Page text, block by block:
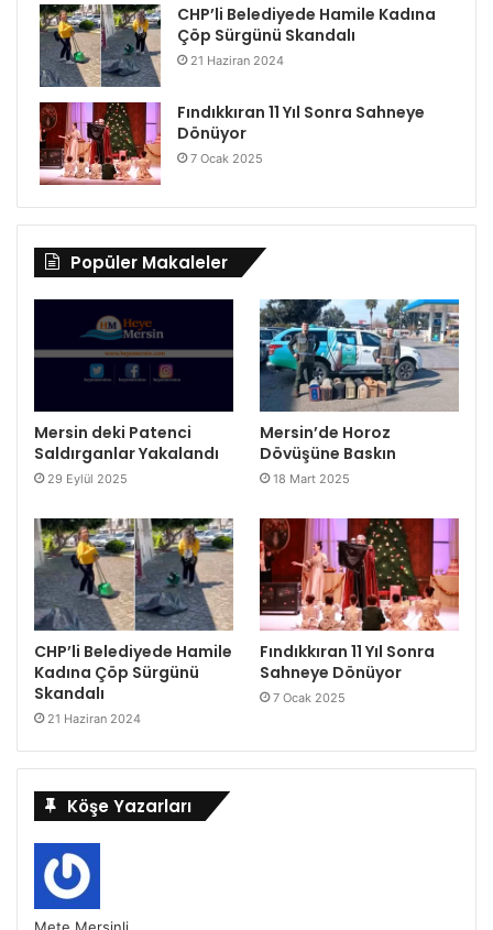
CHP’li Belediyede Hamile Kadına
Çöp Sürgünü Skandalı
21 Haziran 2024
Fındıkkıran 11 Yıl Sonra Sahneye
Dönüyor
7 Ocak 2025
Popüler Makaleler
Mersin deki Patenci
Saldırganlar Yakalandı
29 Eylül 2025
Mersin’de Horoz
Dövüşüne Baskın
18 Mart 2025
CHP’li Belediyede Hamile
Kadına Çöp Sürgünü
Skandalı
21 Haziran 2024
Fındıkkıran 11 Yıl Sonra
Sahneye Dönüyor
7 Ocak 2025
Köşe Yazarları